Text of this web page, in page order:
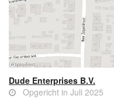
Dude Enterprises B.V.
Opgericht in Juli 2025